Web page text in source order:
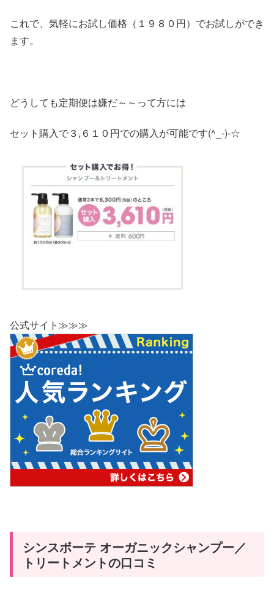
これで、気軽にお試し価格（１９８０円）でお試しができ
ます。
どうしても定期便は嫌だ～～って方には
セット購入で３,６１０円での購入が可能です(^_-)-☆
公式サイト≫≫≫
シンスボーテ オーガニックシャンプー／
トリートメントの口コミ